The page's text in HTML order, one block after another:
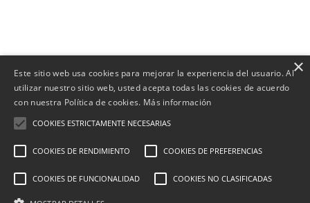
×
Este sitio web usa cookies para mejorar la experiencia del usuario. Al
utilizar nuestro sitio web, usted acepta todas las cookies de acuerdo
con nuestra Política de cookies. Más información
COOKIES ESTRICTAMENTE NECESARIAS
COOKIES DE RENDIMIENTO COOKIES DE PREFERENCIAS
COOKIES DE FUNCIONALIDAD COOKIES NO CLASIFICADAS